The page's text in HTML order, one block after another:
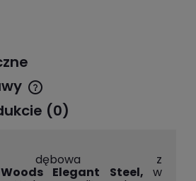
kosztów płatności
(0)
dębowa z
Elegant Steel, w